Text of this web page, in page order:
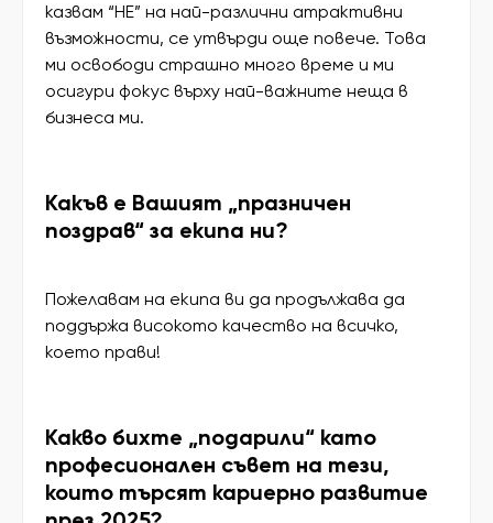
казвам “НЕ” на най-различни атрактивни
възможности, се утвърди още повече. Това
ми освободи страшно много време и ми
осигури фокус върху най-важните неща в
бизнеса ми.
Какъв е Вашият „празничен
поздрав“ за екипа ни?
Пожелавам на екипа ви да продължава да
поддържа високото качество на всичко,
което прави!
Какво бихте „подарили“ като
професионален съвет на тези,
които търсят кариерно развитие